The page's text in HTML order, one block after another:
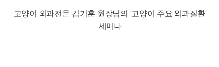
고양이 외과전문 김기훈 원장님의 '고양이 주요 외과질환'
세미나